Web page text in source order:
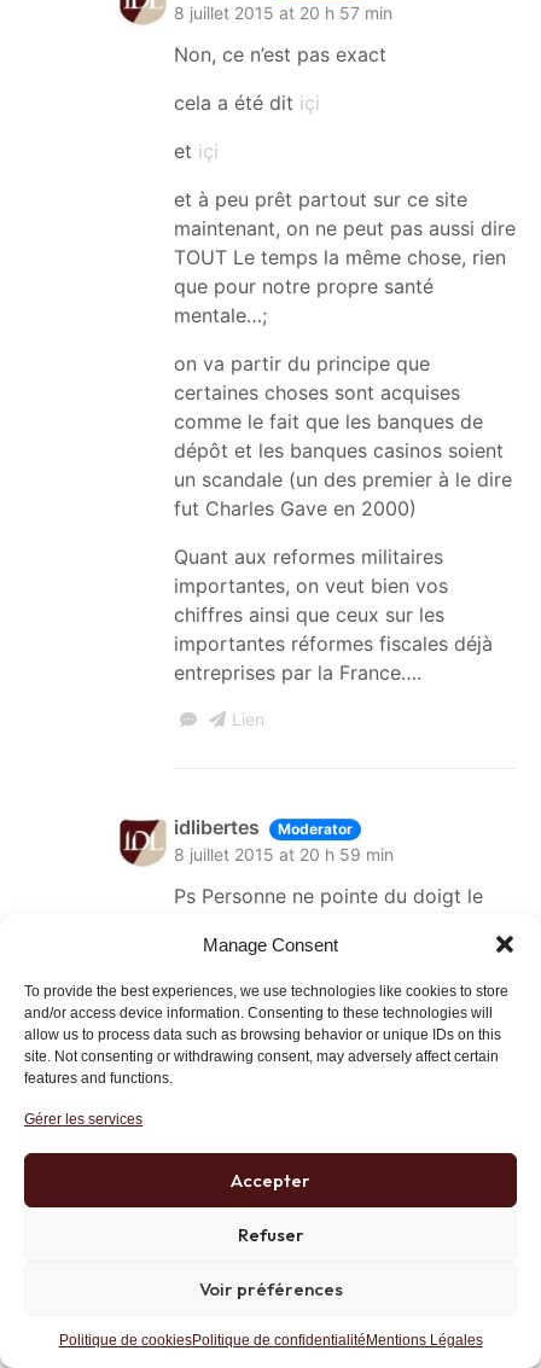
Manage Consent
To provide the best experiences, we use technologies like cookies to store
and/or access device information. Consenting to these technologies will
allow us to process data such as browsing behavior or unique IDs on this
site. Not consenting or withdrawing consent, may adversely affect certain
features and functions.
Gérer les services
Accepter
Refuser
Voir préférences
Politique de cookiesPolitique de confidentialité Mentions Légales
8 juillet 2015 at 20 h 57 min
Non, ce n’est pas exact
cela a été dit içi
et içi
et à peu prêt partout sur ce site
maintenant, on ne peut pas aussi dire
TOUT Le temps la même chose, rien
que pour notre propre santé
mentale…;
on va partir du principe que
certaines choses sont acquises
comme le fait que les banques de
dépôt et les banques casinos soient
un scandale (un des premier à le dire
fut Charles Gave en 2000)
Quant aux reformes militaires
importantes, on veut bien vos
chiffres ainsi que ceux sur les
importantes réformes fiscales déjà
entreprises par la France….
Lien
idlibertes Moderator
8 juillet 2015 at 20 h 59 min
Ps Personne ne pointe du doigt le
irresponsabilité des eurocrates qui
ont fait rentré un pays connu pour
être en dette tout le 20 ans depuis
sa création dans cette ligne maginot
qu’était déjà l’euro.
Patate8 juillet 2015 at 14 h 05 min